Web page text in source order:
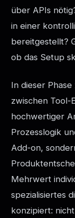
über APIs
in einer
bereitgestellt?
ob das Setup
In dieser
zwischen Tool-
hochwertiger
Prozesslogik
Add-on,
Mehrwert
spezialisiertes
konzipiert: